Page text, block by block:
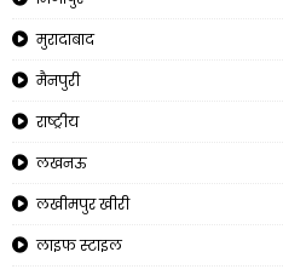
मुरादाबाद
मैनपुरी
राष्ट्रीय
लखनऊ
लखीमपुर खीरी
लाइफ स्टाइल